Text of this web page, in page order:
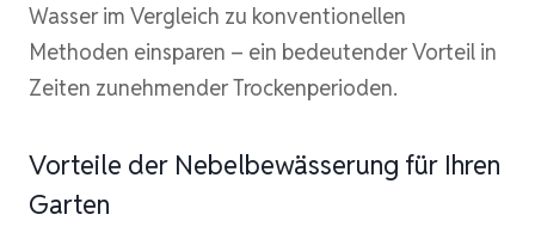
Wasser im Vergleich zu konventionellen
Methoden einsparen – ein bedeutender Vorteil in
Zeiten zunehmender Trockenperioden.
Vorteile der Nebelbewässerung für Ihren
Garten